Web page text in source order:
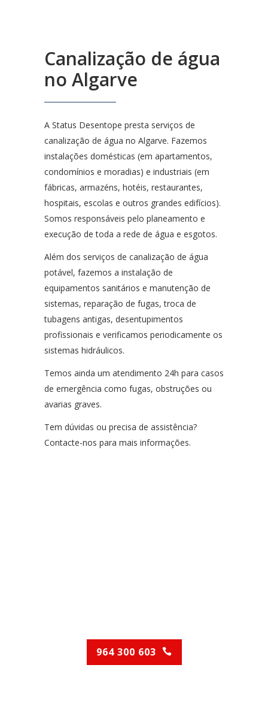
Canalização de água
no Algarve
A Status Desentope presta serviços de
canalização de água no Algarve. Fazemos
instalações domésticas (em apartamentos,
condomínios e moradias) e industriais (em
fábricas, armazéns, hotéis, restaurantes,
hospitais, escolas e outros grandes edifícios).
Somos responsáveis pelo planeamento e
execução de toda a rede de água e esgotos.
Além dos serviços de canalização de água
potável, fazemos a instalação de
equipamentos sanitários e manutenção de
sistemas, reparação de fugas, troca de
tubagens antigas, desentupimentos
profissionais e verificamos periodicamente os
sistemas hidráulicos.
Temos ainda um atendimento 24h para casos
de emergência como fugas, obstruções ou
avarias graves.
Tem dúvidas ou precisa de assistência?
Contacte-nos para mais informações.
964 300 603